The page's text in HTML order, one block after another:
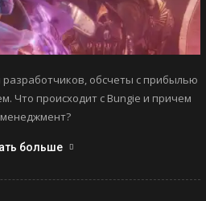
разработчиков, обсчеты с прибылью
Что происходит с Bungie и причем
больше